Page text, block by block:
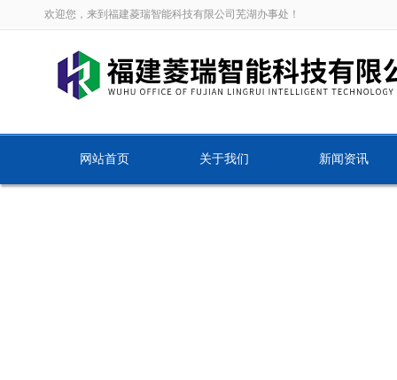
欢迎您，来到福建菱瑞智能科技有限公司芜湖办事处！
网站首页 关于我们 新闻资讯